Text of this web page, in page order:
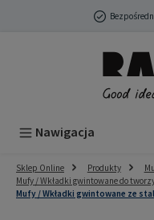
Przejdź do głównej
Nawigacja
Sklep Online Produkty
Mufy / Wkładki gwintowane do
Mufy / Wkładki gwintowane ze